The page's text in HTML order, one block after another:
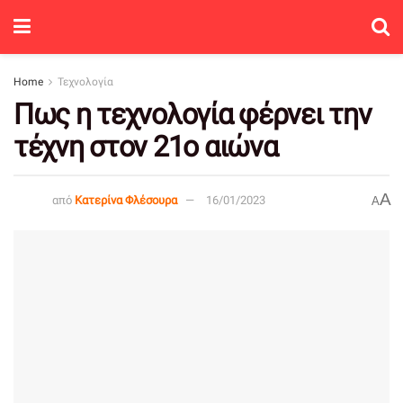
Home Τεχνολογία
Πως η τεχνολογία φέρνει την
τέχνη στον 21ο αιώνα
από Κατερίνα Φλέσουρα 16/01/2023 AA